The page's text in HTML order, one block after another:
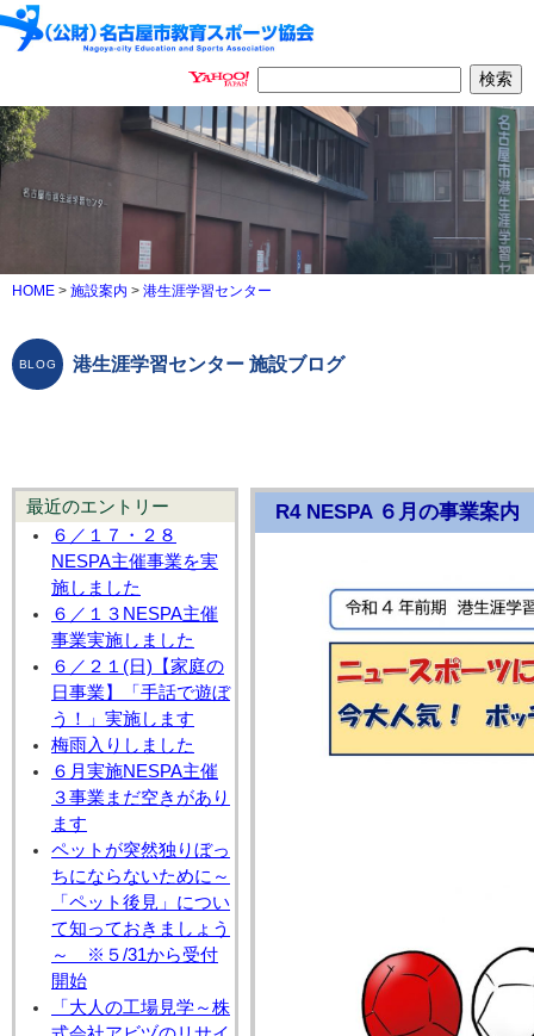
HOME > 施設案内 > 港生涯学習センター
港生涯学習センター 施設ブログ
最近のエントリー
６／１７・２８
NESPA主催事業を実
施しました
６／１３NESPA主催
事業実施しました
６／２１(日)【家庭の
日事業】「手話で遊ぼ
う！」実施します
梅雨入りしました
６月実施NESPA主催
３事業まだ空きがあり
ます
ペットが突然独りぼっ
ちにならないために～
「ペット後見」につい
て知っておきましょう
～ ※５/31から受付
開始
「大人の工場見学～株
R4 NESPA ６月の事業案内